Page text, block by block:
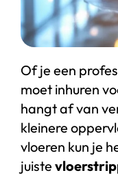
Of je een
moet inhuren
hangt af van
kleinere
vloeren kun je
juiste